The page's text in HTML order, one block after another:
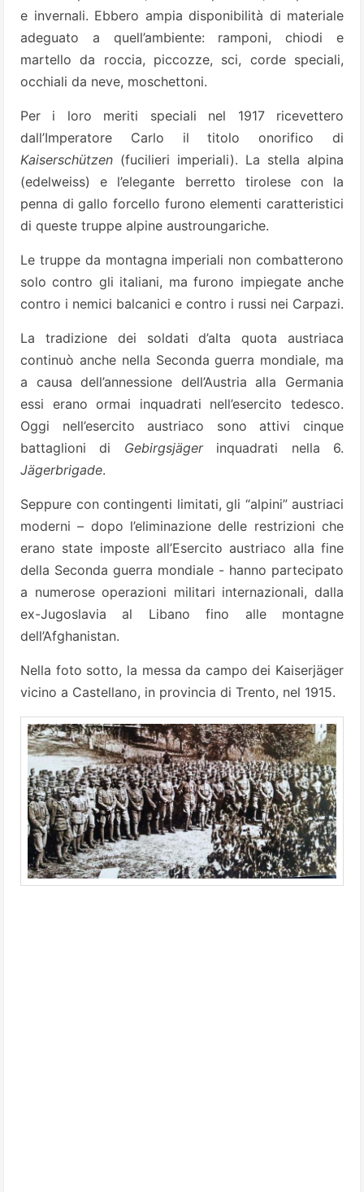
e invernali. Ebbero ampia disponibilità di materiale
adeguato a quell’ambiente: ramponi, chiodi e
martello da roccia, piccozze, sci, corde speciali,
occhiali da neve, moschettoni.
Per i loro meriti speciali nel 1917 ricevettero
dall’Imperatore Carlo il titolo onorifico di
Kaiserschützen (fucilieri imperiali). La stella alpina
(edelweiss) e l’elegante berretto tirolese con la
penna di gallo forcello furono elementi caratteristici
di queste truppe alpine austroungariche.
Le truppe da montagna imperiali non combatterono
solo contro gli italiani, ma furono impiegate anche
contro i nemici balcanici e contro i russi nei Carpazi.
La tradizione dei soldati d’alta quota austriaca
continuò anche nella Seconda guerra mondiale, ma
a causa dell’annessione dell’Austria alla Germania
essi erano ormai inquadrati nell’esercito tedesco.
Oggi nell’esercito austriaco sono attivi cinque
battaglioni di Gebirgsjägerinquadrati nella 6.
Jägerbrigade.
Seppure con contingenti limitati, gli “alpini” austriaci
moderni – dopo l’eliminazione delle restrizioni che
erano state imposte all’Esercito austriaco alla fine
della Seconda guerra mondiale - hanno partecipato
a numerose operazioni militari internazionali, dalla
ex-Jugoslavia al Libano fino alle montagne
dell’Afghanistan.
Nella foto sotto, la messa da campo dei Kaiserjäger
vicino a Castellano, in provincia di Trento, nel 1915.